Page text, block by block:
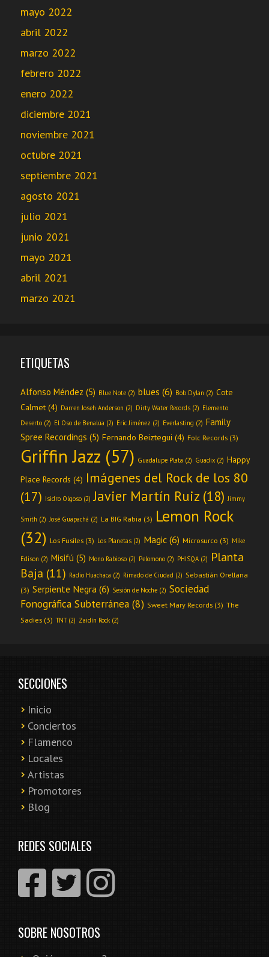
mayo 2022
abril 2022
marzo 2022
febrero 2022
enero 2022
diciembre 2021
noviembre 2021
octubre 2021
septiembre 2021
agosto 2021
julio 2021
junio 2021
mayo 2021
abril 2021
marzo 2021
ETIQUETAS
Alfonso Méndez (5) Blue Note (2) blues (6) Bob Dylan (2) Cote
Calmet (4) Darren Joseh Anderson (2) Dirty Water Records (2) Elemento
Deserto (2) El Oso de Benalúa (2) Eric Jiménez (2) Everlasting (2) Family
Spree Recordings (5) Fernando Beiztegui (4) Folc Records (3)
Griffin Jazz (57) Guadalupe Plata (2) Guadix (2) Happy
Place Records (4) Imágenes del Rock de los 80
(17) Isidro Olgoso (2) Javier Martín Ruiz (18) Jimmy
Smith (2) José Guapachá (2) La BIG Rabia (3) Lemon Rock
(32) Los Fusiles (3) Los Planetas (2) Magic (6) Microsurco (3) Mike
Edison (2) Misifú (5) Mono Rabioso (2) Pelomono (2) PHISQA (2) Planta
Baja (11) Radio Huachaca (2) Rimado de Ciudad (2) Sebastián Orellana
(3) Serpiente Negra (6) Sesión de Noche (2) Sociedad
Fonográfica Subterránea (8) Sweet Mary Records (3) The
Sadies (3) TNT(2) Zaidín Rock (2)
SECCIONES
Inicio
Conciertos
Flamenco
Locales
Artistas
Promotores
Blog
REDES SOCIALES
SOBRE NOSOTROS